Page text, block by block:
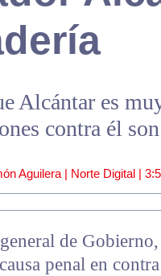
Alcántar es
contra él
Aguilera | Norte Digital |
de
penal en